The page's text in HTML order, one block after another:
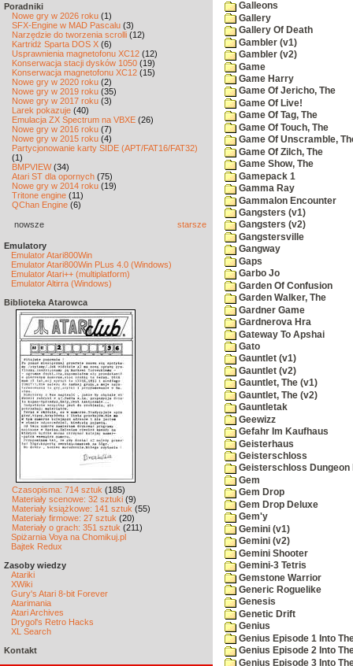
Poradniki
Nowe gry w 2026 roku (1)
SFX-Engine w MAD Pascalu (3)
Narzędzie do tworzenia scrolli (12)
Kartridż Sparta DOS X (6)
Usprawnienia magnetofonu XC12 (12)
Konserwacja stacji dysków 1050 (19)
Konserwacja magnetofonu XC12 (15)
Nowe gry w 2020 roku (2)
Nowe gry w 2019 roku (35)
Nowe gry w 2017 roku (3)
Larek pokazuje (40)
Emulacja ZX Spectrum na VBXE (26)
Nowe gry w 2016 roku (7)
Nowe gry w 2015 roku (4)
Partycjonowanie karty SIDE (APT/FAT16/FAT32)
(1)
BMPVIEW(34)
Atari ST dla opornych (75)
Nowe gry w 2014 roku (19)
Tritone engine (11)
QChan Engine (6)
nowsze starsze
Emulatory
Emulator Atari800Win
Emulator Atari800Win PLus 4.0 (Windows)
Emulator Atari++ (multiplatform)
Emulator Altirra (Windows)
Biblioteka Atarowca
Czasopisma: 714 sztuk (185)
Materiały scenowe: 32 sztuki (9)
Materiały książkowe: 141 sztuk (55)
Materiały firmowe: 27 sztuk (20)
Materiały o grach: 351 sztuk (211)
Spiżarnia Voya na Chomikuj.pl
Bajtek Redux
Zasoby wiedzy
Atariki
XWiki
Gury's Atari 8-bit Forever
Atarimania
Atari Archives
Drygol's Retro Hacks
XL Search
Kontakt
Galleons
Gallery
Gallery Of Death
Gambler (v1)
Gambler (v2)
Game
Game Harry
Game Of Jericho, The
Game Of Live!
Game Of Tag, The
Game Of Touch, The
Game Of Unscramble,
Game Of Zilch, The
Game Show, The
Gamepack 1
Gamma Ray
Gammalon Encounter
Gangsters (v1)
Gangsters (v2)
Gangstersville
Gangway
Gaps
Garbo Jo
Garden Of Confusion
Garden Walker, The
Gardner Game
Gardnerova Hra
Gateway To Apshai
Gato
Gauntlet (v1)
Gauntlet (v2)
Gauntlet, The (v1)
Gauntlet, The (v2)
Gauntletak
Geewizz
Gefahr Im Kaufhaus
Geisterhaus
Geisterschloss
Geisterschloss Dungeon
Gem
Gem Drop
Gem Drop Deluxe
Gem'y
Gemini (v1)
Gemini (v2)
Gemini Shooter
Gemini-3 Tetris
Gemstone Warrior
Generic Roguelike
Genesis
Genetic Drift
Genius
Genius Episode 1 Into
Genius Episode 2 Into
Genius Episode 3 Into